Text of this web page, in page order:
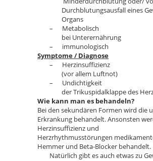
Durchblutungsausfall eines
Organs
– Metabolisch
bei Unterernährung
– immunologisch
Symptome / Diagnose
– Herzinsuffizienz
(vor allem Luftnot)
– Undichtigkeit
der Trikuspidalklappe des
Wie kann man es behandeln?
Bei den sekundären Formen wird die
Erkrankung behandelt. Ansonsten
Herzinsuffizienz und
Herzrhythmusstörungen
Hemmer und Beta-Blocker behandelt.
Natürlich gibt es auch etwas zu